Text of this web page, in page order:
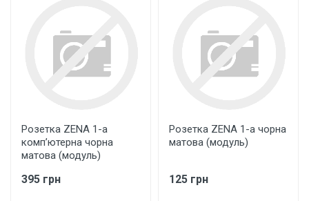
Розетка ZENA 1-а
комп’ютерна чорна
матова (модуль)
395 грн
Розетка ZENA 1-а чорна
матова (модуль)
125 грн